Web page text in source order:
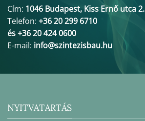
Cím: 1046 Budapest, Kiss Ernő utca 2.
Telefon: +36 20 299 6710
és +36 20 424 0600
E-mail: info@szintezisbau.hu
NYITVATARTÁS